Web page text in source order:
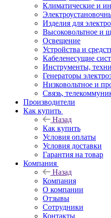
Климатические и
Изделия для
Высоковольтное и
Освещение
Устройства и
Кабеленесущие
Инструменты,
Генераторы
Низковольтное и
Связь,
Производители
Как купить
Назад
Как купить
Условия оплаты
Условия доставки
Гарантия на товар
Компания
Назад
Компания
О компании
Отзывы
Сотрудники
Контакты